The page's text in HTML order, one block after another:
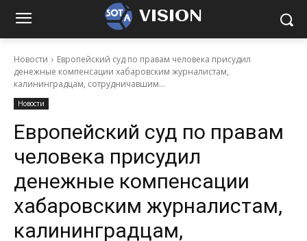
VISION
Новости
Европейский суд по правам человека присудил
денежные компенсации хабаровским журналистам,
калининградцам, сотрудничавшим...
Новости
Европейский суд по правам
человека присудил
денежные компенсации
хабаровским журналистам,
калининградцам,